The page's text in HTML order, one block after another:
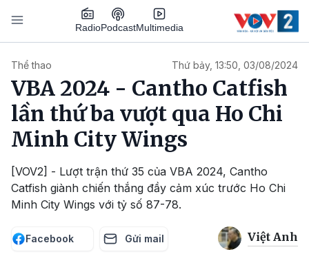
Nhảy đến nội dung
RadioPodcastMultimedia
Thể thao Thứ bảy, 13:50, 03/08/2024
VBA 2024 - Cantho Catfish
lần thứ ba vượt qua Ho Chi
Minh City Wings
[VOV2] - Lượt trận thứ 35 của VBA 2024, Cantho
Catfish giành chiến thắng đầy cảm xúc trước Ho Chi
Minh City Wings với tỷ số 87-78.
Facebook Gửi mail Việt Anh